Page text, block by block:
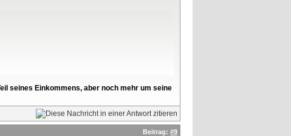
seines Einkommens, aber noch mehr um seine
Beitrag: #9